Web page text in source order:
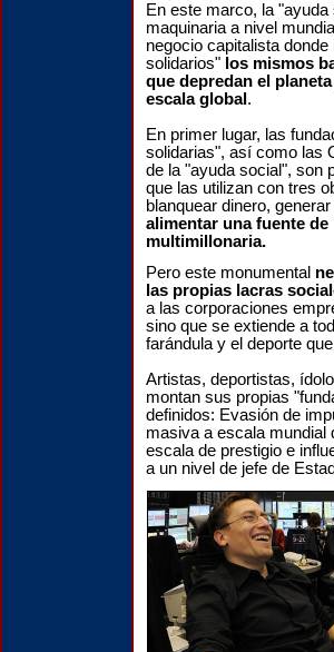
En este marco, la
maquinaria a nivel
negocio capitalista
solidarios" los mismos
que depredan el
escala global .
En primer lugar, las
solidarias", así como las
de la "ayuda social", son
que las utilizan con tres
blanquear dinero,
alimentar una fuente
multimillonaria.
Pero este monumental
las propias lacras
a las corporaciones
sino que se extiende a
farándula y el deporte
Artistas, deportistas,
montan sus propias
definidos: Evasión de
masiva a escala
escala de prestigio e
a un nivel de jefe de